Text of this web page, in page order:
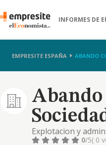
INFORMES DE
EMPRESITE ESPAÑA ABANDO
Explotacion y
0/5( 0